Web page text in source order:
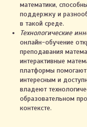
математики,
поддержку и
в такой среде.
Технологические
онлайн-обучение
преподавания
интерактивные
платформы помогают
интересным и
владеют
образовательном
контексте.